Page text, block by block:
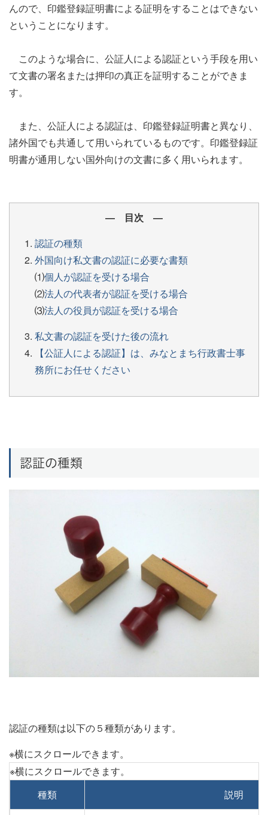
んので、印鑑登録証明書による証明をすることはできない
ということになります。
このような場合に、公証人による認証という手段を用い
て文書の署名または押印の真正を証明することができま
す。
また、公証人による認証は、印鑑登録証明書と異なり、
諸外国でも共通して用いられているものです。印鑑登録証
明書が通用しない国外向けの文書に多く用いられます。
― 目次 ―
認証の種類
外国向け私文書の認証に必要な書類
⑴個人が認証を受ける場合
⑵法人の代表者が認証を受ける場合
⑶法人の役員が認証を受ける場合
私文書の認証を受けた後の流れ
【公証人による認証】は、みなとまち行政書士事
務所にお任せください
認証の種類
認証の種類は以下の５種類があります。
種類 説明